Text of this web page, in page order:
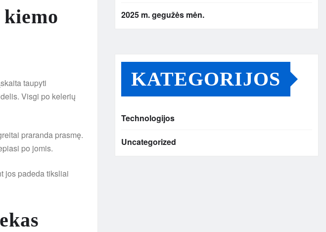
taupyti
Visgi po kelerių
praranda prasmę.
po jomis.
jos padeda tiksliai
2025 m. gegužės mėn.
KATEGORIJOS
Technologijos
Uncategorized